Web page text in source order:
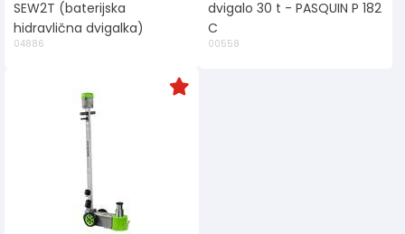
SEW2T (baterijska
hidravlična dvigalka)
04886
dvigalo 30 t - PASQUIN P 182
C
00558